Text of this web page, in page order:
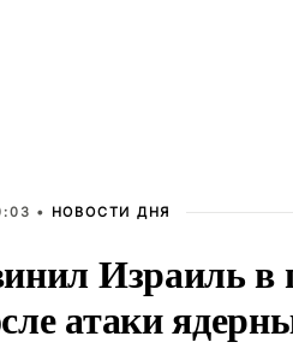
• НОВОСТИ ДНЯ
Израиль в
атаки